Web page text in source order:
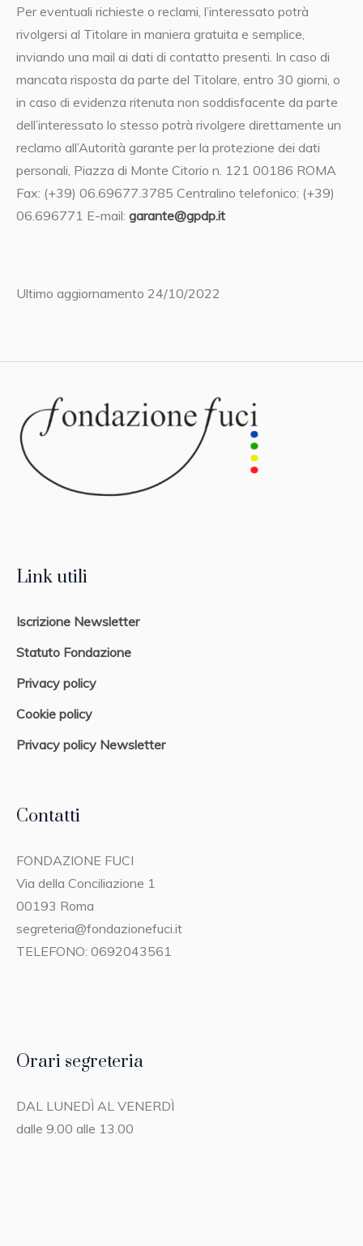
Per eventuali richieste o reclami, l’interessato potrà
rivolgersi al Titolare in maniera gratuita e semplice,
inviando una mail ai dati di contatto presenti. In caso di
mancata risposta da parte del Titolare, entro 30 giorni, o
in caso di evidenza ritenuta non soddisfacente da parte
dell’interessato lo stesso potrà rivolgere direttamente un
reclamo all’Autorità garante per la protezione dei dati
personali, Piazza di Monte Citorio n. 121 00186 ROMA
Fax: (+39) 06.69677.3785 Centralino telefonico: (+39)
06.696771 E-mail: garante@gpdp.it
Ultimo aggiornamento 24/10/2022
Link utili
Iscrizione Newsletter
Statuto Fondazione
Privacy policy
Cookie policy
Privacy policy Newsletter
Contatti
FONDAZIONE FUCI
Via della Conciliazione 1
00193 Roma
segreteria@fondazionefuci.it
TELEFONO: 0692043561
Orari segreteria
DAL LUNEDÌ AL VENERDÌ
dalle 9.00 alle 13.00